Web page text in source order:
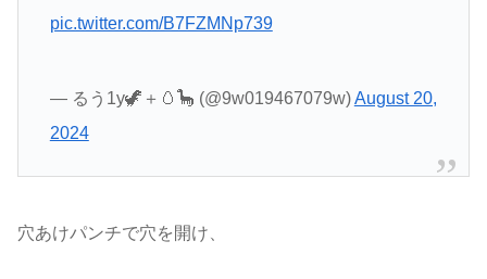
pic.twitter.com/B7FZMNp739
— るう1y🦖＋🥚🦕 (@9w019467079w)August 20,
2024
穴あけパンチで穴を開け、